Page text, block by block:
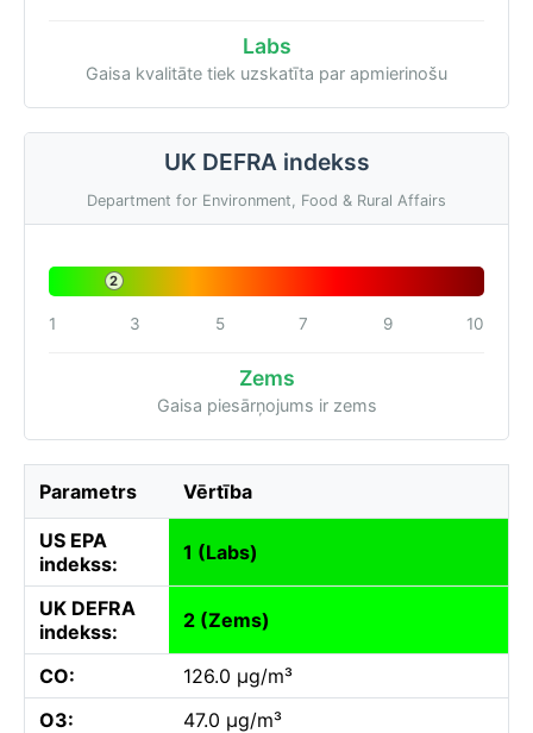
Labs
Gaisa kvalitāte tiek uzskatīta par apmierinošu
UK DEFRA indekss
Department for Environment, Food & Rural Affairs
2
1 3 5 7 9 10
Zems
Gaisa piesārņojums ir zems
Parametrs Vērtība
US EPA
indekss:
1 (Labs)
UK DEFRA
indekss:
2 (Zems)
CO:
126.0 µg/m³
O3:
47.0 µg/m³